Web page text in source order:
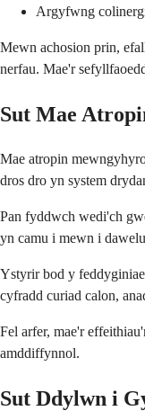
Argyfwng
Mewn achosion prin,
nerfau. Mae'r
Sut Mae
Mae atropin
dros dro yn system
Pan fyddwch wedi'ch
yn camu i mewn i
Ystyrir bod y
cyfradd curiad calon,
Fel arfer, mae'r
amddiffynnol.
Sut Ddylwn i